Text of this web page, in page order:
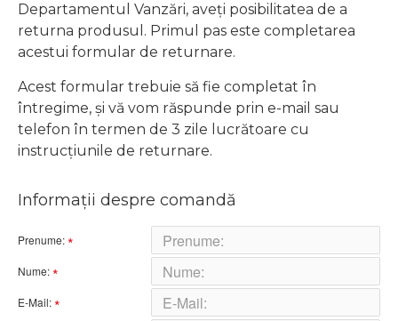
Departamentul Vanzări, aveți posibilitatea de a
returna produsul. Primul pas este completarea
acestui formular de returnare.
Acest formular trebuie să fie completat în
întregime, și vă vom răspunde prin e-mail sau
telefon în termen de 3 zile lucrătoare cu
instrucțiunile de returnare.
Informaţii despre comandă
Prenume:
Nume:
E-Mail: